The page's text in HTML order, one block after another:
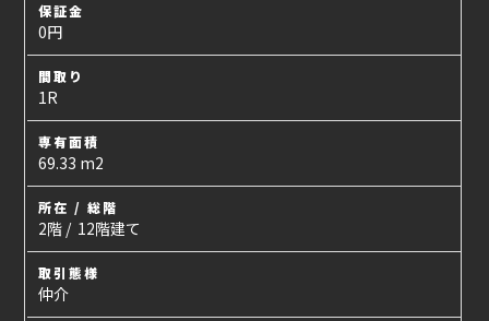
保証金
0円
間取り
1R
専有面積
69.33 m2
所在 / 総階
2階 / 12階建て
取引態様
仲介